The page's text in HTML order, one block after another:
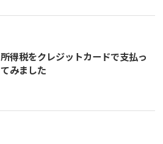
所得税をクレジットカードで支払っ
てみました